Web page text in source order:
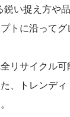
鋭い捉え方や
トに沿って
リサイクル
、トレンデ